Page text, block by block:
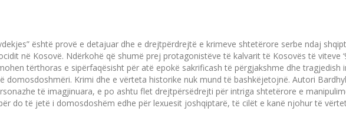
është provë e detajuar dhe e drejtpërdrejtë e krimeve shtetëro­re serbe ndaj
në Kosovë. Ndërkohë që shumë prej protagonistëve të kal­varit të Kosovës të viteve
tërthoras e sipër­faqësisht për atë epokë sakrificash të përgjakshme dhe tragjedish
Kri­mi dhe e vërteta historike nuk mund të bashkëjetojnë. Autori
të imagjinuara, e po ashtu flet drejtpërsëdrejti për intri­ga shte­tërore e
do të jetë i domosdoshëm edhe për lexuesit jo­­shqip­tarë, të cilët e kanë njohur të